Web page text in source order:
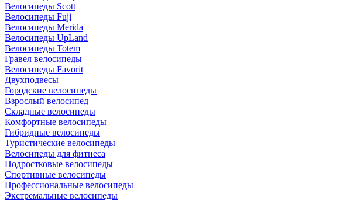
Велосипеды Scott
Велосипеды Fuji
Велосипеды Merida
Велосипеды UpLand
Велосипеды Totem
Гравел велосипеды
Велосипеды Favorit
Двухподвесы
Городские велосипеды
Взрослый велосипед
Складные велосипеды
Комфортные велосипеды
Гибридные велосипеды
Туристические велосипеды
Велосипеды для фитнеса
Подростковые велосипеды
Спортивные велосипеды
Профессиональные велосипеды
Экстремальные велосипеды